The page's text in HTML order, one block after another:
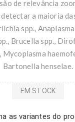
de relevância
a maioria
spp.,
Brucella spp.,
Mycoplasma
Bartonella henselae.
as variantes do
EM STOCK